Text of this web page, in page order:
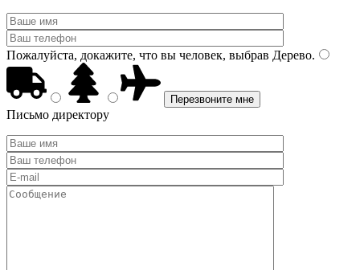
Пожалуйста, докажите, что вы человек, выбрав Дерево.
Письмо директору